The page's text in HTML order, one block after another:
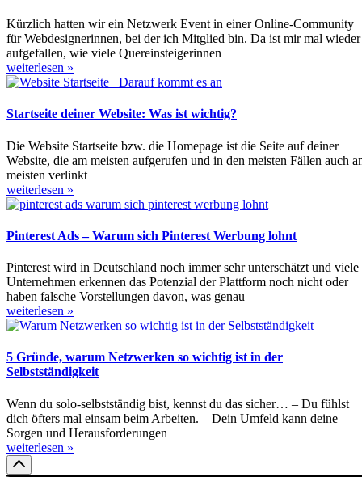
Kürzlich hatten wir ein Netzwerk Event in einer Online-Community
für Webdesignerinnen, bei der ich Mitglied bin. Da ist mir mal wieder
aufgefallen, wie viele Quereinsteigerinnen
weiterlesen »
Startseite deiner Website: Was ist wichtig?
Die Website Startseite bzw. die Homepage ist die Seite auf deiner
Website, die am meisten aufgerufen und in den meisten Fällen auch
meisten verlinkt
weiterlesen »
Pinterest Ads – Warum sich Pinterest Werbung lohnt
Pinterest wird in Deutschland noch immer sehr unterschätzt und viele
Unternehmen erkennen das Potenzial der Plattform noch nicht oder
haben falsche Vorstellungen davon, was genau
weiterlesen »
5 Gründe, warum Netzwerken so wichtig ist in der
Selbstständigkeit
Wenn du solo-selbstständig bist, kennst du das sicher… – Du fühlst
dich öfters mal einsam beim Arbeiten. – Dein Umfeld kann deine
Sorgen und Herausforderungen
weiterlesen »